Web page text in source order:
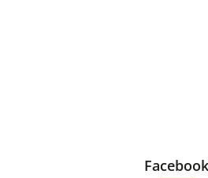
Facebook